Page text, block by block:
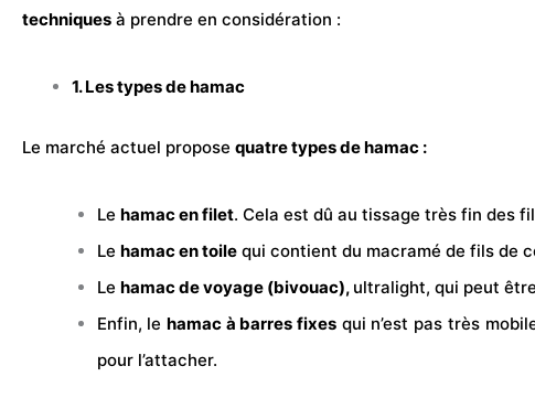
techniques à prendre en considération :
1. Les types de hamac
Le marché actuel propose quatre types de hamac :
Le hamac en filet. Cela est dû au tissage très fin des
Le hamac en toilequi contient du macramé de fils de
Le hamac de voyage (bivouac), ultralight, qui peut
Enfin, le hamac à barres fixes qui n’est pas très
pour l’attacher.